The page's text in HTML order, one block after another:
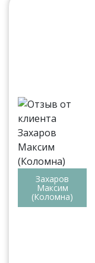
Захаров
Максим
(Коломна)